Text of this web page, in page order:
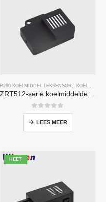
R290 KOELMIDDEL LEKSENSOR KOELGASSENSOR
0Van de 5
LEES MEER
HEET